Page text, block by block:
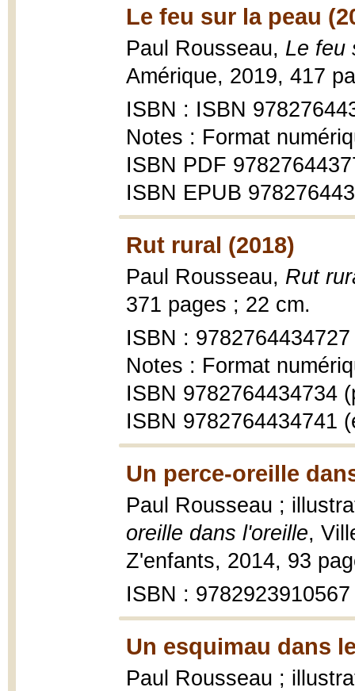
Le feu sur la peau
Paul Rousseau, Le feu
Amérique, 2019, 417
ISBN : ISBN
Notes : Format
ISBN PDF
ISBN EPUB
Rut rural (2018)
Paul Rousseau, Rut
371 pages ; 22 cm.
ISBN : 9782764434727
Notes : Format
ISBN 9782764434734
ISBN 9782764434741
Un perce-oreille
Paul Rousseau ;
oreille dans l'oreille,
Z'enfants, 2014, 93
ISBN : 9782923910567
Un esquimau dans
Paul Rousseau ;